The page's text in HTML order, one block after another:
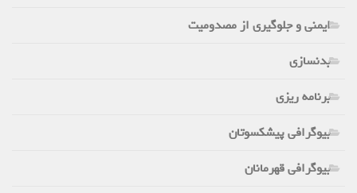
ایمنی و جلوگیری از مصدومیت
بدنسازی
برنامه ریزی
بیوگرافی پیشکسوتان
بیوگرافی قهرمانان